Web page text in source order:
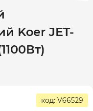
Koer JET-
код: V66529